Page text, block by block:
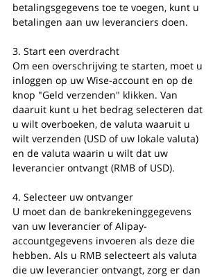
betalingsgegevens toe te voegen, kunt u
betalingen aan uw leveranciers doen.
3. Start een overdracht
Om een overschrijving te starten, moet u
inloggen op uw Wise-account en op de
knop "Geld verzenden" klikken. Van
daaruit kunt u het bedrag selecteren dat
u wilt overboeken, de valuta waaruit u
wilt verzenden (USD of uw lokale valuta)
en de valuta waarin u wilt dat uw
leverancier ontvangt (RMB of USD).
4. Selecteer uw ontvanger
U moet dan de bankrekeninggegevens
van uw leverancier of Alipay-
accountgegevens invoeren als deze die
hebben. Als u RMB selecteert als valuta
die uw leverancier ontvangt, zorg er dan